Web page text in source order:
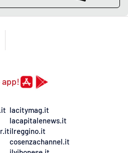
lacitymag.it
lacapitalenews.it
ilreggino.it
cosenzachannel.it